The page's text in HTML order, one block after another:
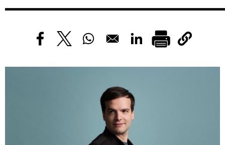
Opens in a new window
Opens in a new window
Opens in a new window
Opens in a new